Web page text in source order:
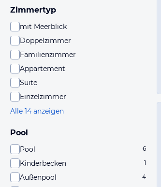
Zimmertyp
mit Meerblick
Doppelzimmer
Familienzimmer
Appartement
Suite
Einzelzimmer
Alle 14 anzeigen
Pool
Pool 6
Kinderbecken 1
Außenpool 4